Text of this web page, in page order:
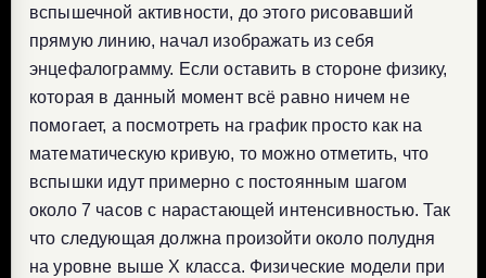
вспышечной активности, до этого рисовавший
прямую линию, начал изображать из себя
энцефалограмму. Если оставить в стороне физику,
которая в данный момент всё равно ничем не
помогает, а посмотреть на график просто как на
математическую кривую, то можно отметить, что
вспышки идут примерно с постоянным шагом
около 7 часов с нарастающей интенсивностью. Так
что следующая должна произойти около полудня
на уровне выше X класса. Физические модели при